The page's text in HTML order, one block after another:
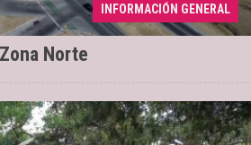
INFORMACIÓN GENERAL
Norte
de 2,6 kilómetros